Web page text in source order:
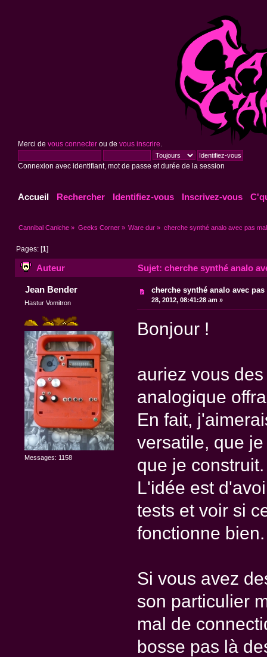
Merci de vous connecterou de vous inscrire
Connexion avec identifiant, mot de passe et durée de la session
Accueil Rechercher Identifiez-vous Inscrivez-vous
Cannibal Caniche » Geeks Corner» Ware dur » cherche synthé analo avec pas
Pages: [1]
Auteur Sujet: cherche synthé analo
Jean Bender
Hastur Vomitron
Messages: 1158
cherche synthé analo avec
28, 2012, 08:41:28 am »
Bonjour !
auriez vous
analogique
En fait,
versatile, que
que je construit.
L'idée est
tests et voir si
fonctionne bien.
Si vous avez
son particulier
mal de
bosse pas là